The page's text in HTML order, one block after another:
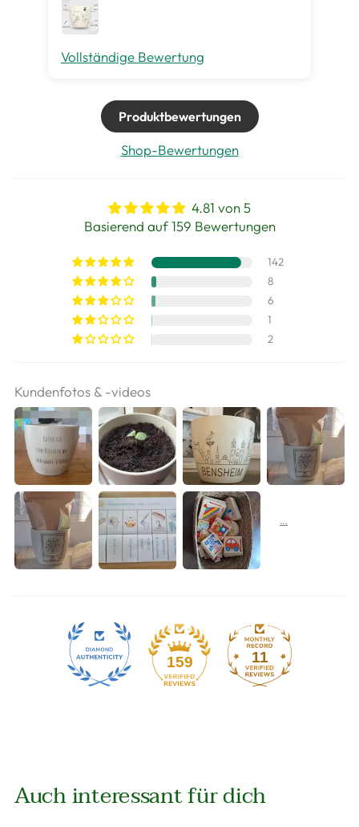
Vollständige Bewertung
Produktbewertungen
Shop-Bewertungen
4.81 von 5
Basierend auf 159 Bewertungen
142
8
6
1
2
Kundenfotos & -videos
159 11
Auch interessant für dich